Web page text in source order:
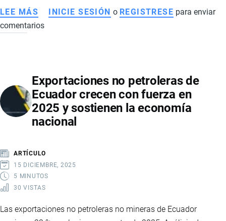
LEE MÁS SOBRE
MAGAP
EL
PRECIO
MÍNIMO
DE
DE
BANANO
INICIE SESIÓN o REGISTRESE para enviar
comentarios
Exportaciones no petroleras de
Ecuador crecen con fuerza en
2025 y sostienen la economía
nacional
ARTÍCULO
15 DICIEMBRE, 2025
5 MINUTOS
30 VISTAS
Las exportaciones no petroleras no mineras de Ecuador